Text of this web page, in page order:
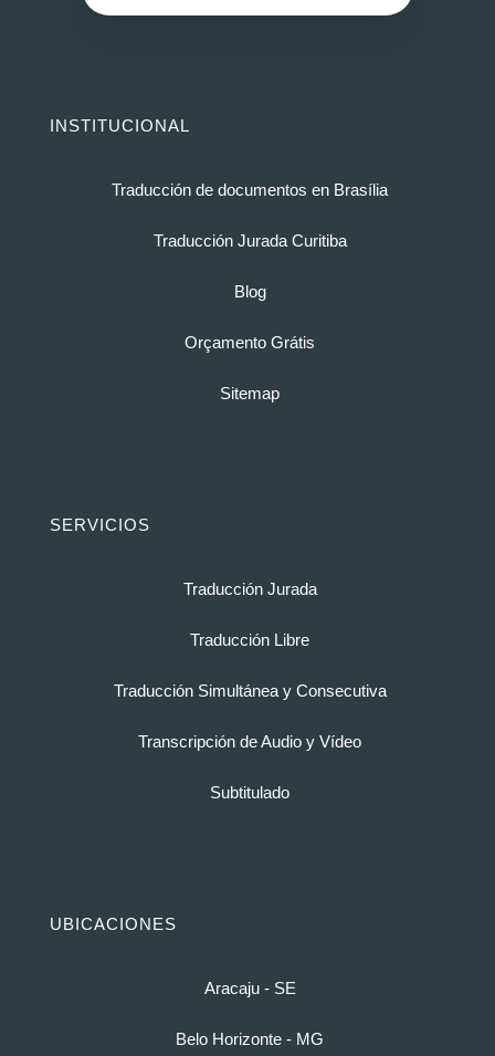
INSTITUCIONAL
Traducción de documentos en Brasília
Traducción Jurada Curitiba
Blog
Orçamento Grátis
Sitemap
SERVICIOS
Traducción Jurada
Traducción Libre
Traducción Simultánea y Consecutiva
Transcripción de Audio y Vídeo
Subtitulado
UBICACIONES
Aracaju - SE
Belo Horizonte - MG